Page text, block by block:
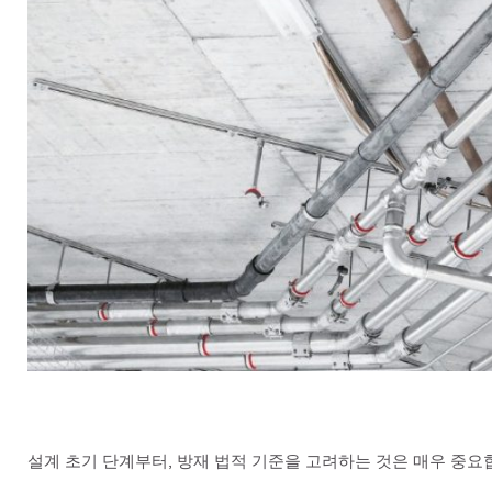
설계 초기 단계부터, 방재 법적 기준을 고려하는 것은 매우 중요